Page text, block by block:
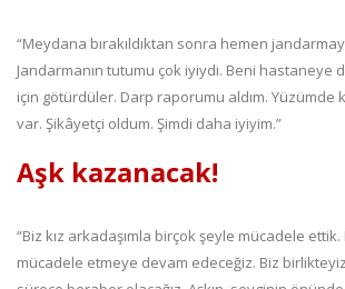
“Meydana bırakıldıktan sonra hemen
Jandarmanın tutumu çok iyiydi. Beni hastaneye
için götürdüler. Darp raporumu aldım. Yüzümde
var. Şikâyetçi oldum. Şimdi daha iyiyim.”
Aşk kazanacak!
“Biz kız arkadaşımla birçok şeyle mücadele
mücadele etmeye devam edeceğiz. Biz birlikteyiz